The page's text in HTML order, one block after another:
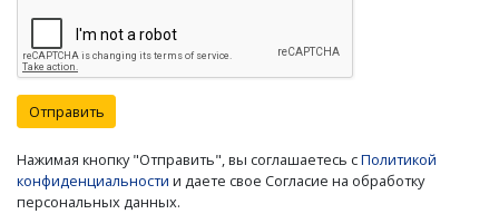
Отправить
Нажимая кнопку "Отправить", вы соглашаетесь сПолитикой
конфиденциальности и даете свое Согласие на обработку
персональных данных.